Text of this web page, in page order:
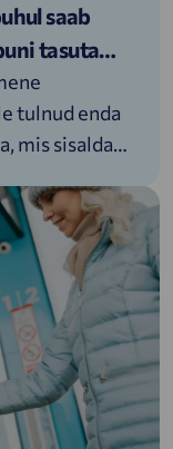
saab
tasuta
tulnud enda
mis sisaldab
toetab
Eestis.
oktoobrini
Tikupoisis kui
jaamas.